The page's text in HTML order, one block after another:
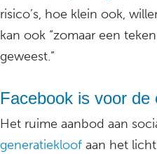
risico’s, hoe klein ook,
kan ook “zomaar een
geweest.”
Facebook is voor de
Het ruime aanbod aan
generatiekloof aan het